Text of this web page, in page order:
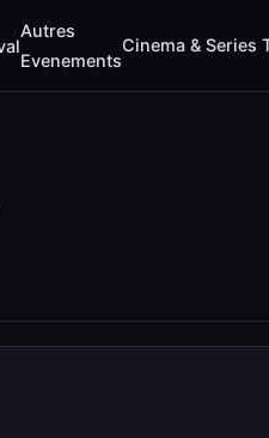
Autres
Evenements
Cinema & Series